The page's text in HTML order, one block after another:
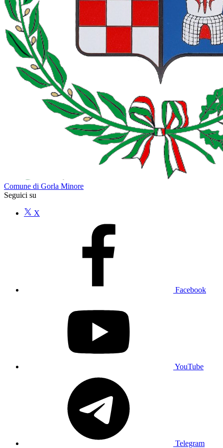
Comune di Gorla Minore
Seguici su
X
Facebook
YouTube
Telegram